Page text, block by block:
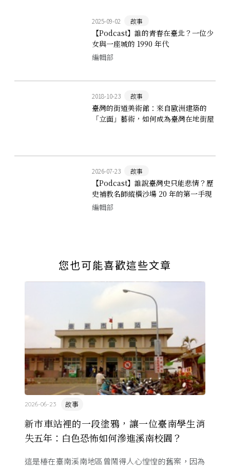
2025-09-02 故事
【Podcast】誰的青春在臺北？一位少
女與一座城的 1990 年代
編輯部
2018-10-23 故事
臺灣的街道美術館：來自歐洲建築的
「立面」藝術，如何成為臺灣在地街屋
2026-07-23 故事
【Podcast】誰說臺灣史只能悲情？歷
史補教名師縱橫沙場 20 年的第一手現
場觀察 ft. 呂捷
編輯部
您也可能喜歡這些文章
新市車站裡的一段塗鴉，讓一位臺南學生消
失五年：白色恐怖如何滲進溪南校園？
故事
2026-06-23
這是椿在臺南溪南地區曾鬧得人心惶惶的舊案，因為